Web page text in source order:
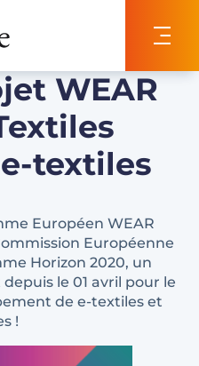
WEAR
textiles
Européen WEAR
Européenne
Horizon 2020, un
le 01 avril pour le
de e-textiles et
!